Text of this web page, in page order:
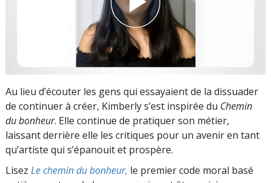
Au lieu d’écouter les gens qui essayaient de la dissuader
de continuer à créer, Kimberly s’est inspirée du Chemin
du bonheur. Elle continue de pratiquer son métier,
laissant derrière elle les critiques pour un avenir en tant
qu’artiste qui s’épanouit et prospère.
Lisez Le chemin du bonheur, le premier code moral basé